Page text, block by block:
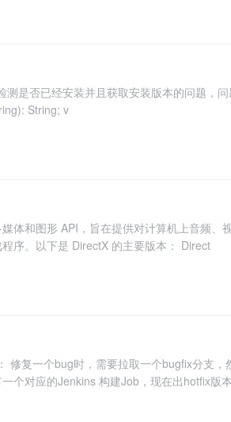
是否已经安装并且获取安装版本的问题，
String; v
体和图形 API，旨在提供对计算机上音频
序。以下是 DirectX 的主要版本： Direct
修复一个bug时，需要拉取一个bugfix分支
个对应的Jenkins 构建Job，现在出hotfix版